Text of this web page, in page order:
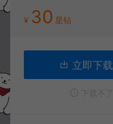
¥ 30 星钻
立即下载